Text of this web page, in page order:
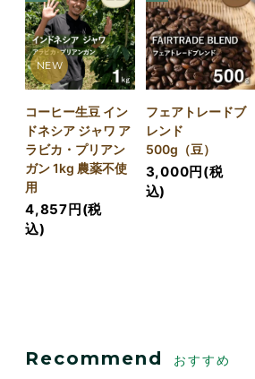
NEW
コーヒー生豆 イン
ドネシア ジャワ ア
ラビカ・プリアン
ガン 1kg 農薬不使
用
4,857円(税
込)
フェアトレードブ
レンド
500g（豆）
3,000円(税
込)
Recommend おすすめ